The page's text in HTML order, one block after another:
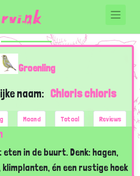
Groenling
naam: Chloris chloris
Maand Totaal Reviews
in de buurt. Denk: hagen,
én een rustige hoek